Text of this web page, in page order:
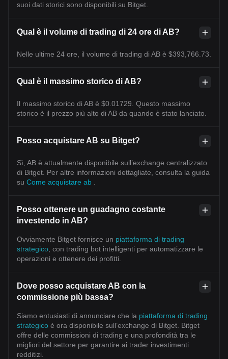
suoi dati storici sono disponibili su Bitget.
Qual è il volume di trading di 24 ore di AB?
Nelle ultime 24 ore, il volume di trading di AB è $393,766.73.
Qual è il massimo storico di AB?
Il massimo storico di AB è $0.01729. Questo massimo
storico è il prezzo più alto di AB da quando è stato lanciato.
Posso acquistare AB su Bitget?
Sì, AB è attualmente disponibile sull’exchange centralizzato
di Bitget. Per altre informazioni dettagliate, consulta la guida
su Come acquistare ab
Posso ottenere un guadagno costante
investendo in AB?
Ovviamente Bitget fornisce un piattaforma di trading
strategico , con trading bot intelligenti per automatizzare le
operazioni e ottenere dei profitti.
Dove posso acquistare AB con la
commissione più bassa?
Siamo entusiasti di annunciare che la piattaforma di trading
strategico è ora disponibile sull’exchange di Bitget. Bitget
offre delle commissioni di trading e una profondità tra le
migliori del settore per garantire ai trader investimenti
redditizi.